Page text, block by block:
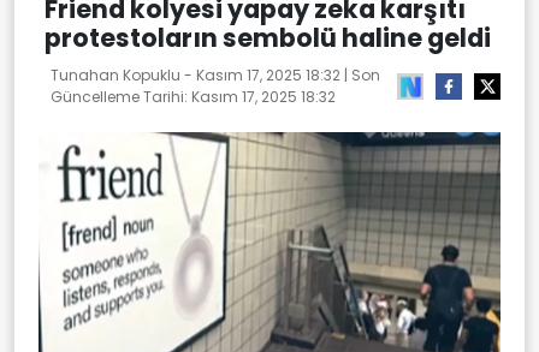
Friend kolyesi yapay zeka karşıtı
protestoların sembolü haline geldi
Tunahan Kopuklu - Kasım 17, 2025 18:32 | Son
Güncelleme Tarihi: Kasım 17, 2025 18:32